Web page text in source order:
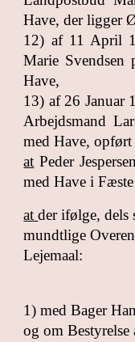
Have, der ligger
12) af 11 April
Marie Svendsen
Have,
13) af 26 Januar
Arbejdsmand
med Have,
at Peder
med Have i
atder ifølge, dels
mundtlige
Lejemaal:
1) med Bager
og om Bestyrelse